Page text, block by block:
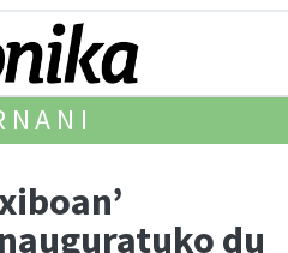
du